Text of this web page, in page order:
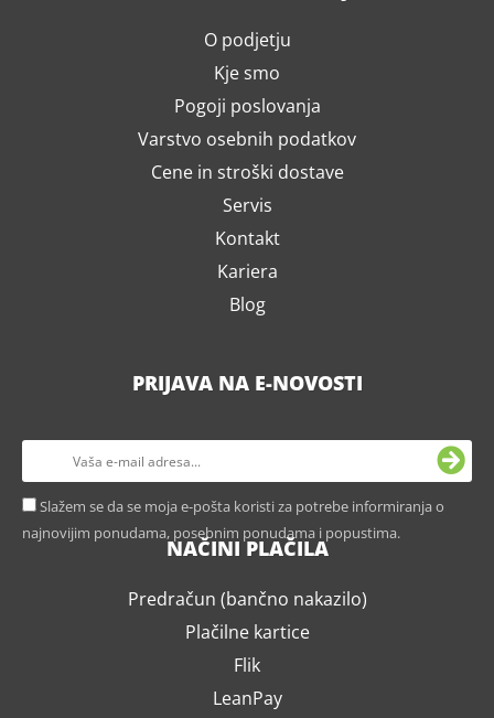
O podjetju
Kje smo
Pogoji poslovanja
Varstvo osebnih podatkov
Cene in stroški dostave
Servis
Kontakt
Kariera
Blog
PRIJAVA NA E-NOVOSTI
Slažem se da se moja e-pošta koristi za potrebe informiranja o
najnovijim ponudama, posebnim ponudama i popustima.
NAČINI PLAČILA
Predračun (bančno nakazilo)
Plačilne kartice
Flik
LeanPay